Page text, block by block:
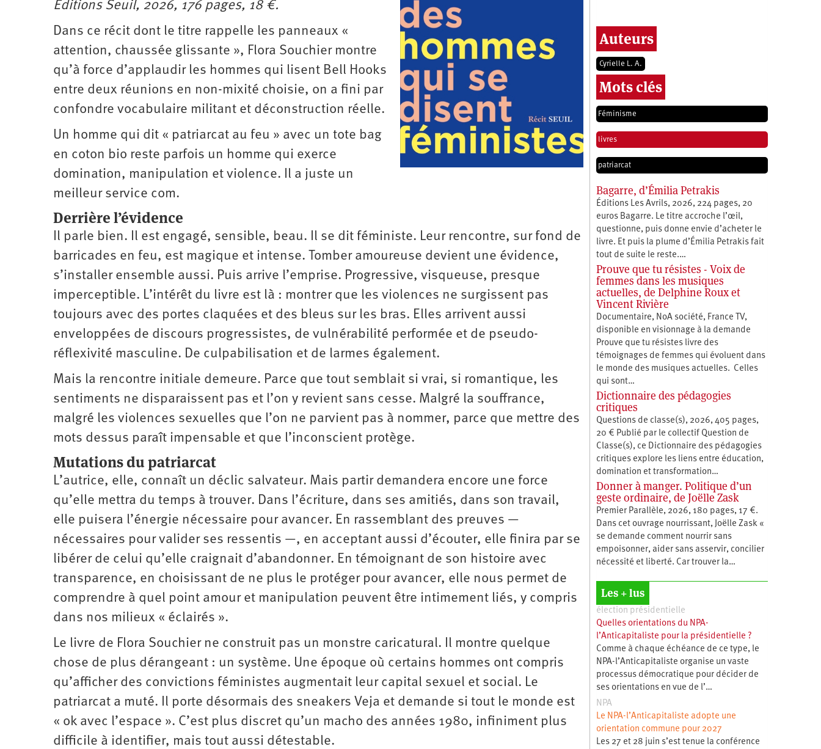
Hôpitaux
SNCF
publics
LGBTI
Santé
Vidéos
mon
Amérique
Nord
Amérique
latine
Europe
Moyen-
Océanie
Éditions Seuil, 2026, 176 pages, 18 €.
Dans ce récit dont le titre rappelle les panneaux «
attention, chaussée glissante », Flora Souchier montre
qu’à force d’applaudir les hommes qui lisent Bell Hooks
entre deux réunions en non-mixité choisie, on a fini par
confondre vocabulaire militant et déconstruction réelle.
Un homme qui dit « patriarcat au feu » avec un tote bag
en coton bio reste parfois un homme qui exerce
domination, manipulation et violence. Il a juste un
meilleur service com.
Derrière l’évidence
Il parle bien. Il est engagé, sensible, beau. Il se dit féministe. Leur rencontre, sur fond de
barricades en feu, est magique et intense. Tomber amoureuse devient une évidence,
s’installer ensemble aussi. Puis arrive l’emprise. Progressive, visqueuse, presque
imperceptible. L’intérêt du livre est là : montrer que les violences ne surgissent pas
toujours avec des portes claquées et des bleus sur les bras. Elles arrivent aussi
enveloppées de discours progressistes, de vulnérabilité performée et de pseudo-
réflexivité masculine. De ­culpabilisation et de larmes également.
Mais la rencontre initiale demeure. Parce que tout semblait si vrai, si romantique, les
sentiments ne disparaissent pas et l’on y revient sans cesse. Malgré la souffrance,
malgré les violences sexuelles que l’on ne parvient pas à nommer, parce que mettre des
mots dessus paraît impensable et que l’inconscient protège.
Mutations du patriarcat
L’autrice, elle, connaît un déclic salvateur. Mais partir demandera encore une force
qu’elle mettra du temps à trouver. Dans l’écriture, dans ses amitiés, dans son travail,
elle puisera l’énergie nécessaire pour avancer. En rassemblant des preuves —
nécessaires pour valider ses ressentis —, en acceptant aussi d’écouter, elle finira par se
libérer de celui qu’elle craignait d’abandonner. En témoignant de son histoire avec
transparence, en choisissant de ne plus le protéger pour avancer, elle nous permet de
comprendre à quel point amour et manipulation peuvent être intimement liés, y compris
dans nos milieux « éclairés ».
Le livre de Flora Souchier ne construit pas un monstre caricatural. Il montre quelque
chose de plus dérangeant : un système. Une époque où certains hommes ont compris
qu’afficher des convictions féministes augmentait leur capital sexuel et social. Le
patriarcat a muté. Il porte désormais des sneakers Veja et demande si tout le monde est
« ok avec l’espace ». C’est plus discret qu’un macho des années 1980, infiniment plus
difficile à identifier, mais tout aussi détestable.
Auteurs
Cyrielle L. A.
Mots clés
Féminisme
livres
patriarcat
Bagarre, d’Émilia Petrakis
Éditions Les Avrils, 2026, 224 pages, 20
euros Bagarre. Le titre accroche l’œil,
questionne, puis donne envie d’acheter le
livre. Et puis la plume d’Émilia Petrakis fait
tout de suite le reste.…
Prouve que tu résistes - Voix de
femmes dans les musiques
actuelles, de Delphine Roux et
Vincent Rivière
Documentaire, NoA société, France TV,
disponible en visionnage à la demande
Prouve que tu résistes livre des
témoignages de femmes qui évoluent dans
le monde des musiques actuelles. Celles
qui sont…
Dictionnaire des pédagogies
critiques
Questions de classe(s), 2026, 405 pages,
20 € Publié par le collectif Question de
Classe(s), ce Dictionnaire des pédagogies
critiques explore les liens entre éducation,
­domination et transformation…
Donner à manger. Politique d’un
geste ordinaire, de Joëlle Zask
Premier Parallèle, 2026, 180 pages, 17 €.
Dans cet ouvrage nourrissant, Joëlle Zask «
se demande comment nourrir sans
empoisonner, aider sans asservir, concilier
nécessité et liberté. Car trouver la…
Les + lus
élection présidentielle
Quelles orientations du NPA-
l’Anticapitaliste pour la présidentielle ?
Comme à chaque échéance de ce type, le
NPA-l’Anticapitaliste organise un vaste
processus démocratique pour décider de
ses orientations en vue de l’…
NPA
Le NPA-l’Anticapitaliste adopte une
orientation commune pour 2027
Les 27 et 28 juin s’est tenue la conférence